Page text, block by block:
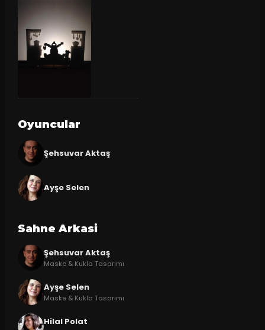
Oyuncular
Şehsuvar Aktaş
Ayşe Selen
Sahne Arkasi
Şehsuvar Aktaş
Maske & Kukla Tasarımı
Ayşe Selen
Maske & Kukla Tasarımı
Hilal Polat